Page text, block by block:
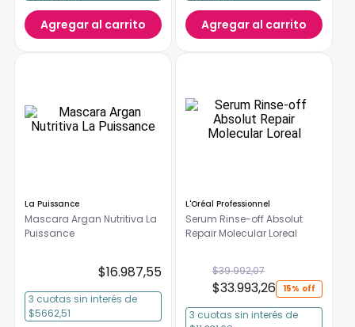
Agregar al carrito Agregar al carrito
La Puissance
Mascara Argan Nutritiva La
Puissance
$16.987,55
3 cuotas sin interés de
$5662,51
L'Oréal Professionnel
Serum Rinse-off Absolut
Repair Molecular Loreal
15%
$39.992,07
$33.993,26
3 cuotas sin interés de